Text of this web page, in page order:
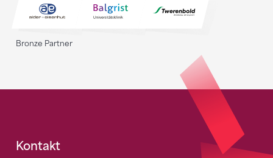
Bronze Partner
Fusszeile
Kontakt